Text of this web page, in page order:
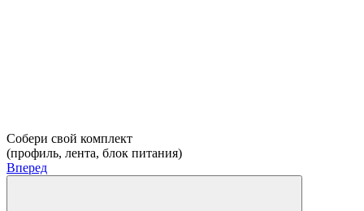
Собери свой комплект
(профиль, лента, блок питания)
Вперед